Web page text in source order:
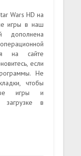
Wars HD на
игры в наш
на сайте
если
Не
чтобы
игры и
загрузке в